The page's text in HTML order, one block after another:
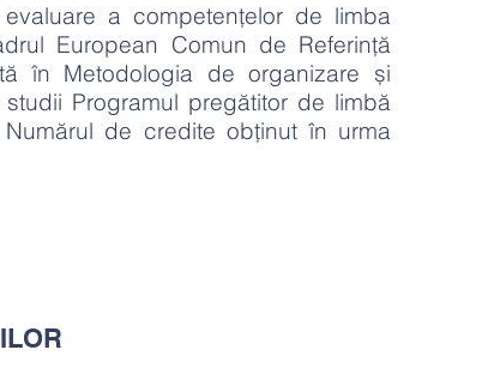
a competenţelor de limba
European Comun de Referinţă
în Metodologia de organizare și
Programul pregătitor de limbă
de credite obținut în urma